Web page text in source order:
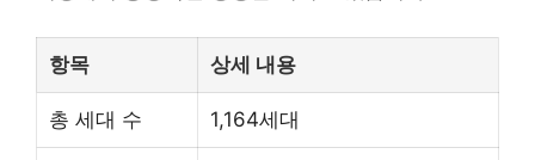
항목 상세 내용
총 세대 수 1,164세대